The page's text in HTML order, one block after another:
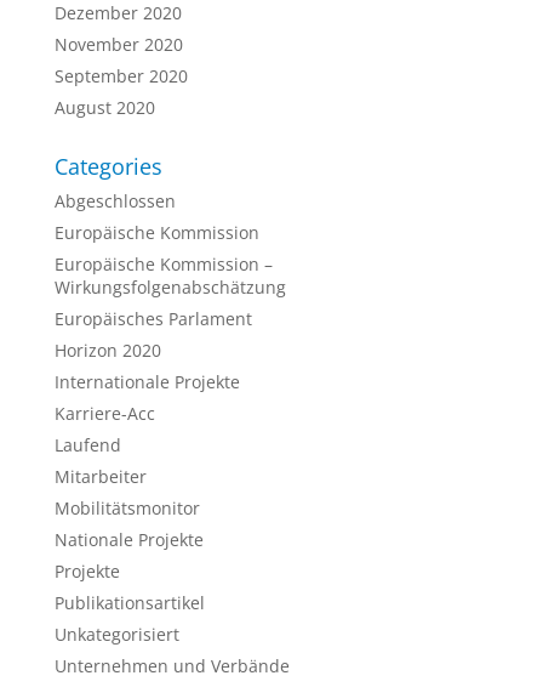
Dezember 2020
November 2020
September 2020
August 2020
Categories
Abgeschlossen
Europäische Kommission
Europäische Kommission –
Wirkungsfolgenabschätzung
Europäisches Parlament
Horizon 2020
Internationale Projekte
Karriere-Acc
Laufend
Mitarbeiter
Mobilitätsmonitor
Nationale Projekte
Projekte
Publikationsartikel
Unkategorisiert
Unternehmen und Verbände